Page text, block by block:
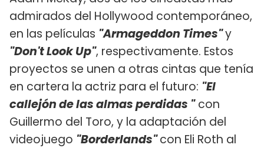
admirados del Hollywood contemporáneo,
en las películas "Armageddon Times"y
"Don't Look Up", respectivamente. Estos
proyectos se unen a otras cintas que tenía
en cartera la actriz para el futuro: "El
callejón de las almas perdidas "con
Guillermo del Toro, y la adaptación del
videojuego "Borderlands"con Eli Roth al